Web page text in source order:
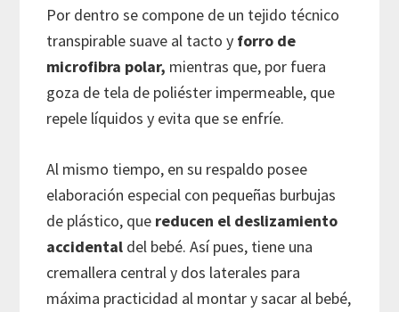
Por dentro se compone de un tejido técnico
transpirable suave al tacto y forro de
microfibra polar, mientras que, por fuera
goza de tela de poliéster impermeable, que
repele líquidos y evita que se enfríe.
Al mismo tiempo, en su respaldo posee
elaboración especial con pequeñas burbujas
de plástico, que reducen el deslizamiento
accidental del bebé. Así pues, tiene una
cremallera central y dos laterales para
máxima practicidad al montar y sacar al bebé,